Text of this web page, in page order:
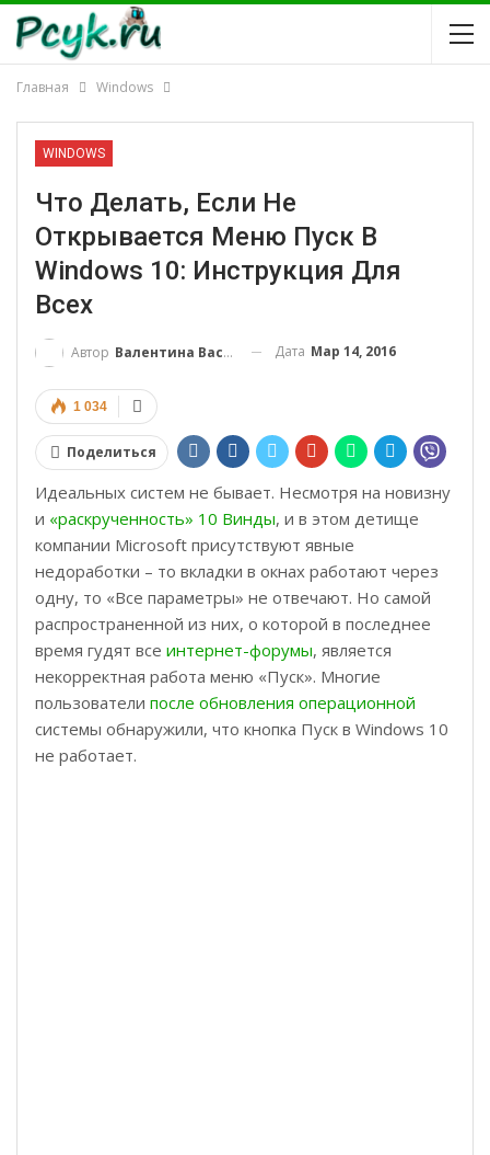
Главная Windows
WINDOWS
Что Делать, Если Не
Открывается Меню Пуск В
Windows 10: Инструкция Для
Всех
Автор Валентина Васильевна Дата Мар 14, 2016
1 034
Поделиться
Идеальных систем не бывает. Несмотря на новизну
и «раскрученность» 10 Винды, и в этом детище
компании Microsoft присутствуют явные
недоработки – то вкладки в окнах работают через
одну, то «Все параметры» не отвечают. Но самой
распространенной из них, о которой в последнее
время гудят все интернет-форумы, является
некорректная работа меню «Пуск». Многие
пользователи после обновления операционной
системы обнаружили, что кнопка Пуск в Windows 10
не работает.